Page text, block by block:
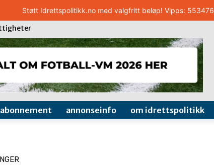
Støtt Idrettspolitikk.no med valgfritt beløp! Vipps: 553476
abonnement annonseinfo om idrettspolitikk